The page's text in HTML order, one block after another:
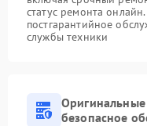
статус ремонта
постгарантийное
службы техники
безопасное